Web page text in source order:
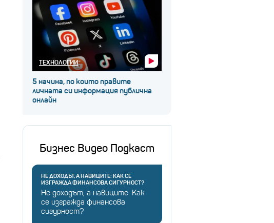
ТЕХНОЛОГИИ
5 начина, по които правите
личната си информация публична
онлайн
Бизнес Видео Подкаст
НЕ ДОХОДЪТ, А НАВИЦИТЕ: КАК СЕ
ИЗГРАЖДА ФИНАНСОВА СИГУРНОСТ?
Не доходът, а навиците: Как
се изгражда финансова
сигурност?